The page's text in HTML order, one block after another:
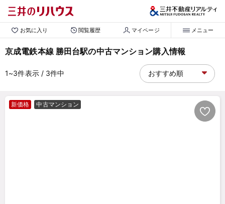
お気に入り 閲覧履歴 マイページ メニュー
京成電鉄本線 勝田台駅の中古マンション購入情報
1~3件表示/ 3件中
新価格 中古マンション